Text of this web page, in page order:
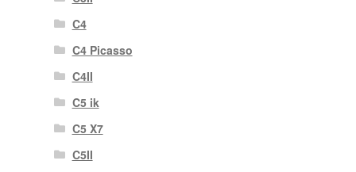
C4
C4 Picasso
C4II
C5 ik
C5 X7
C5II